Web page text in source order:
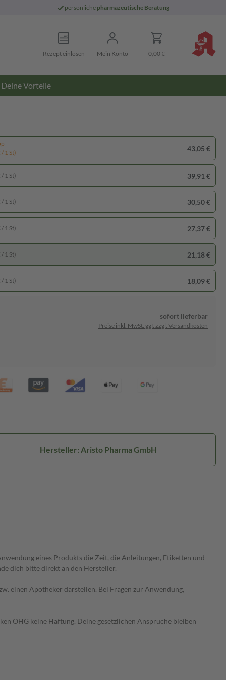
persönliche pharmazeutische Beratung
Rezept einlösen Mein Konto 0,00 €
Deine Vorteile
1 St)
43,05 €
1 St) 39,91 €
1 St) 30,50 €
1 St) 27,37 €
1 St) 21,18 €
1 St) 18,09 €
sofort lieferbar
Preise inkl. MwSt. ggf. zzgl. Versandkosten
Hersteller: Aristo Pharma GmbH
eines Produkts die Zeit, die Anleitungen, Etiketten und
dich bitte direkt an den Hersteller.
einen Apotheker darstellen. Bei Fragen zur Anwendung,
OHG keine Haftung. Deine gesetzlichen Ansprüche bleiben